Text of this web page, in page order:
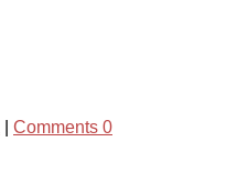
Comments 0